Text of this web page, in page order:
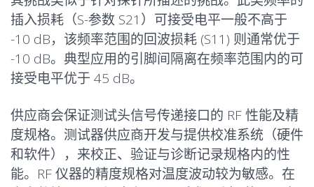
插入损耗（S-参数 S21）可接受电平一般不高于
-10 dB，该频率范围的回波损耗 (S11) 则通常优于
-10 dB。典型应用的引脚间隔离在频率范围内的可
接受电平优于 45 dB。
供应商会保证测试头信号传递接口的 RF 性能及精
度规格。测试器供应商开发与提供校准系统（硬件
和软件），来校正、验证与诊断记录规格内的性
能。RF 仪器的精度规格对温度波动较为敏感。在